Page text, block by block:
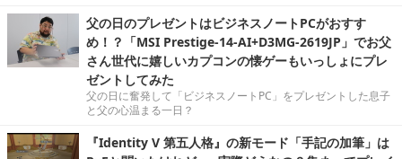
父の日のプレゼントはビジネスノートPCがおすす
め！？「MSI Prestige-14-AI+D3MG-2619JP」でお父
さん世代に嬉しいカプコンの懐ゲーもいっしょにプレ
ゼントしてみた
父の日に奮発して「ビジネスノートPC」をプレゼントした息子
と父の心温まる一日？
『Identity V 第五人格』の新モード「手記の加筆」は